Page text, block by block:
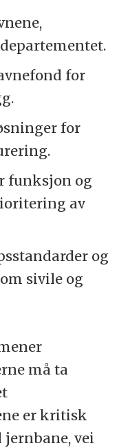
for
for
funksjon og
av
og
sivile og
må ta
er kritisk
vei